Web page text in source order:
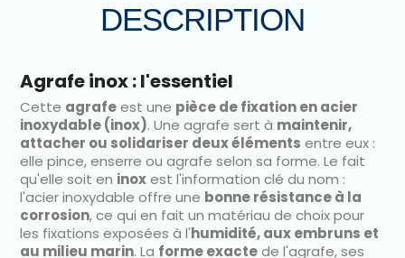
DESCRIPTION
Agrafe inox : l'essentiel
Cette agrafeest une pièce de fixation en acier
inoxydable (inox). Une agrafe sert à maintenir,
attacher ou solidariser deux éléments entre eux :
elle pince, enserre ou agrafe selon sa forme. Le fait
qu'elle soit en inoxest l'information clé du nom :
l'acier inoxydable offre une bonne résistance à la
corrosion, ce qui en fait un matériau de choix pour
les fixations exposées à l'humidité, aux embruns et
au milieu marin. La forme exactede l'agrafe, ses